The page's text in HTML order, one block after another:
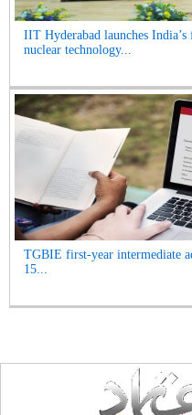
IIT Hyderabad launches
nuclear technology...
TGBIE first-year intermediate
15...